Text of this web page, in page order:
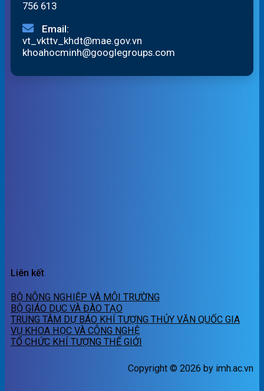
756 613
Email:
vt_vkttv_khdt@mae.gov.vn
khoahocminh@googlegroups.com
Liên kết
BỘ NÔNG NGHIỆP VÀ MÔI TRƯỜNG
BỘ GIÁO DỤC VÀ ĐÀO TẠO
TRUNG TÂM DỰ BÁO KHÍ TƯỢNG THỦY VĂN QUỐC GIA
VỤ KHOA HỌC VÀ CÔNG NGHỆ
TỔ CHỨC KHÍ TƯỢNG THẾ GIỚI
Copyright © 2026 by imh.ac.vn